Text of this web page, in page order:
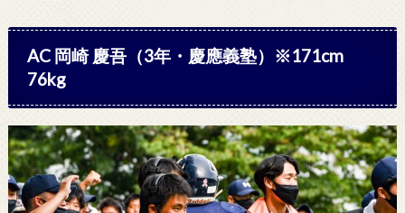
AC 岡崎 慶吾（3年・慶應義塾）※171cm
76kg